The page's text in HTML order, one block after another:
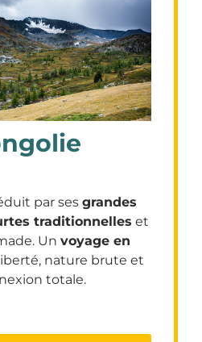
par ses grandes
traditionnelles et
Un voyage en
nature brute et
totale.